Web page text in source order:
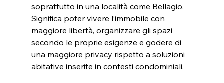
soprattutto in una località come Bellagio.
Significa poter vivere l’immobile con
maggiore libertà, organizzare gli spazi
secondo le proprie esigenze e godere di
una maggiore privacy rispetto a soluzioni
abitative inserite in contesti condominiali.